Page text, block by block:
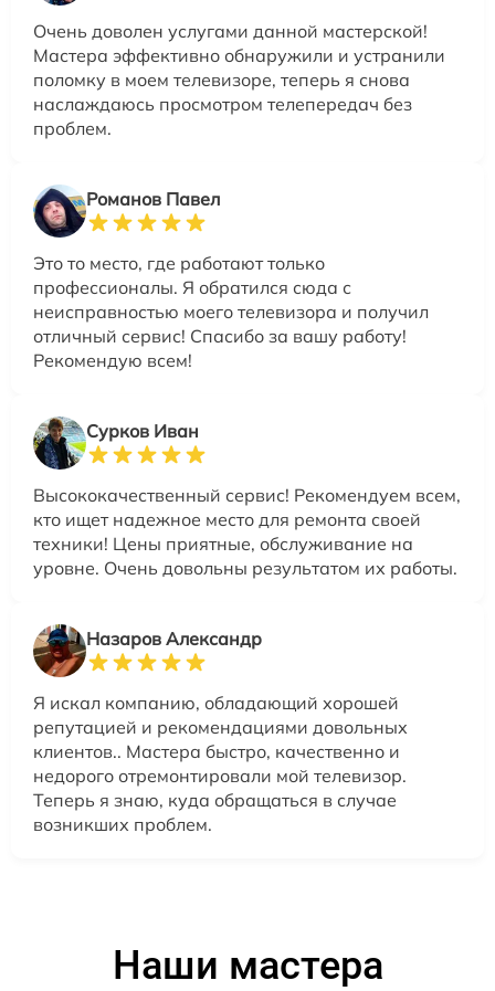
Очень доволен услугами данной мастерской!
Мастера эффективно обнаружили и устранили
поломку в моем телевизоре, теперь я снова
наслаждаюсь просмотром телепередач без
проблем.
Романов Павел
Это то место, где работают только
профессионалы. Я обратился сюда с
неисправностью моего телевизора и получил
отличный сервис! Спасибо за вашу работу!
Рекомендую всем!
Сурков Иван
Высококачественный сервис! Рекомендуем всем,
кто ищет надежное место для ремонта своей
техники! Цены приятные, обслуживание на
уровне. Очень довольны результатом их работы.
Назаров Александр
Я искал компанию, обладающий хорошей
репутацией и рекомендациями довольных
клиентов.. Мастера быстро, качественно и
недорого отремонтировали мой телевизор.
Теперь я знаю, куда обращаться в случае
возникших проблем.
Наши мастера